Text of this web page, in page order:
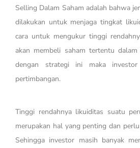
Selling Dalam Saham adalah bahwa
dilakukan untuk menjaga tingkat
cara untuk mengukur tinggi
akan membeli saham tertentu dalam
dengan strategi ini maka
pertimbangan.
Tinggi rendahnya likuiditas suatu
merupakan hal yang penting dan
Sehingga investor masih banyak